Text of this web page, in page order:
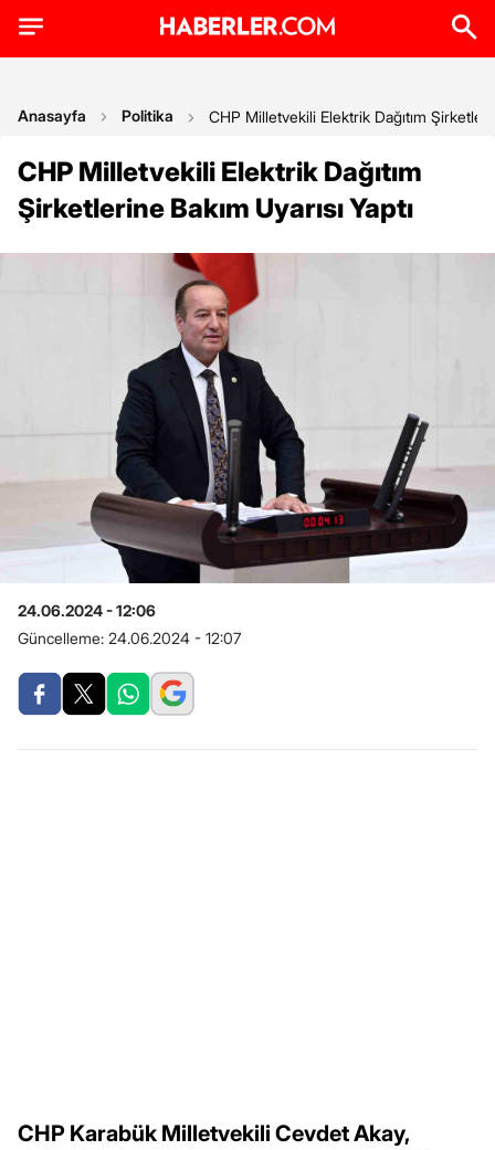
Anasayfa Politika CHP Milletvekili Elektrik Dağıtım
CHP Milletvekili Elektrik Dağıtım
Şirketlerine Bakım Uyarısı Yaptı
24.06.2024 - 12:06
Güncelleme: 24.06.2024 - 12:07
CHP Karabük Milletvekili Cevdet Akay,